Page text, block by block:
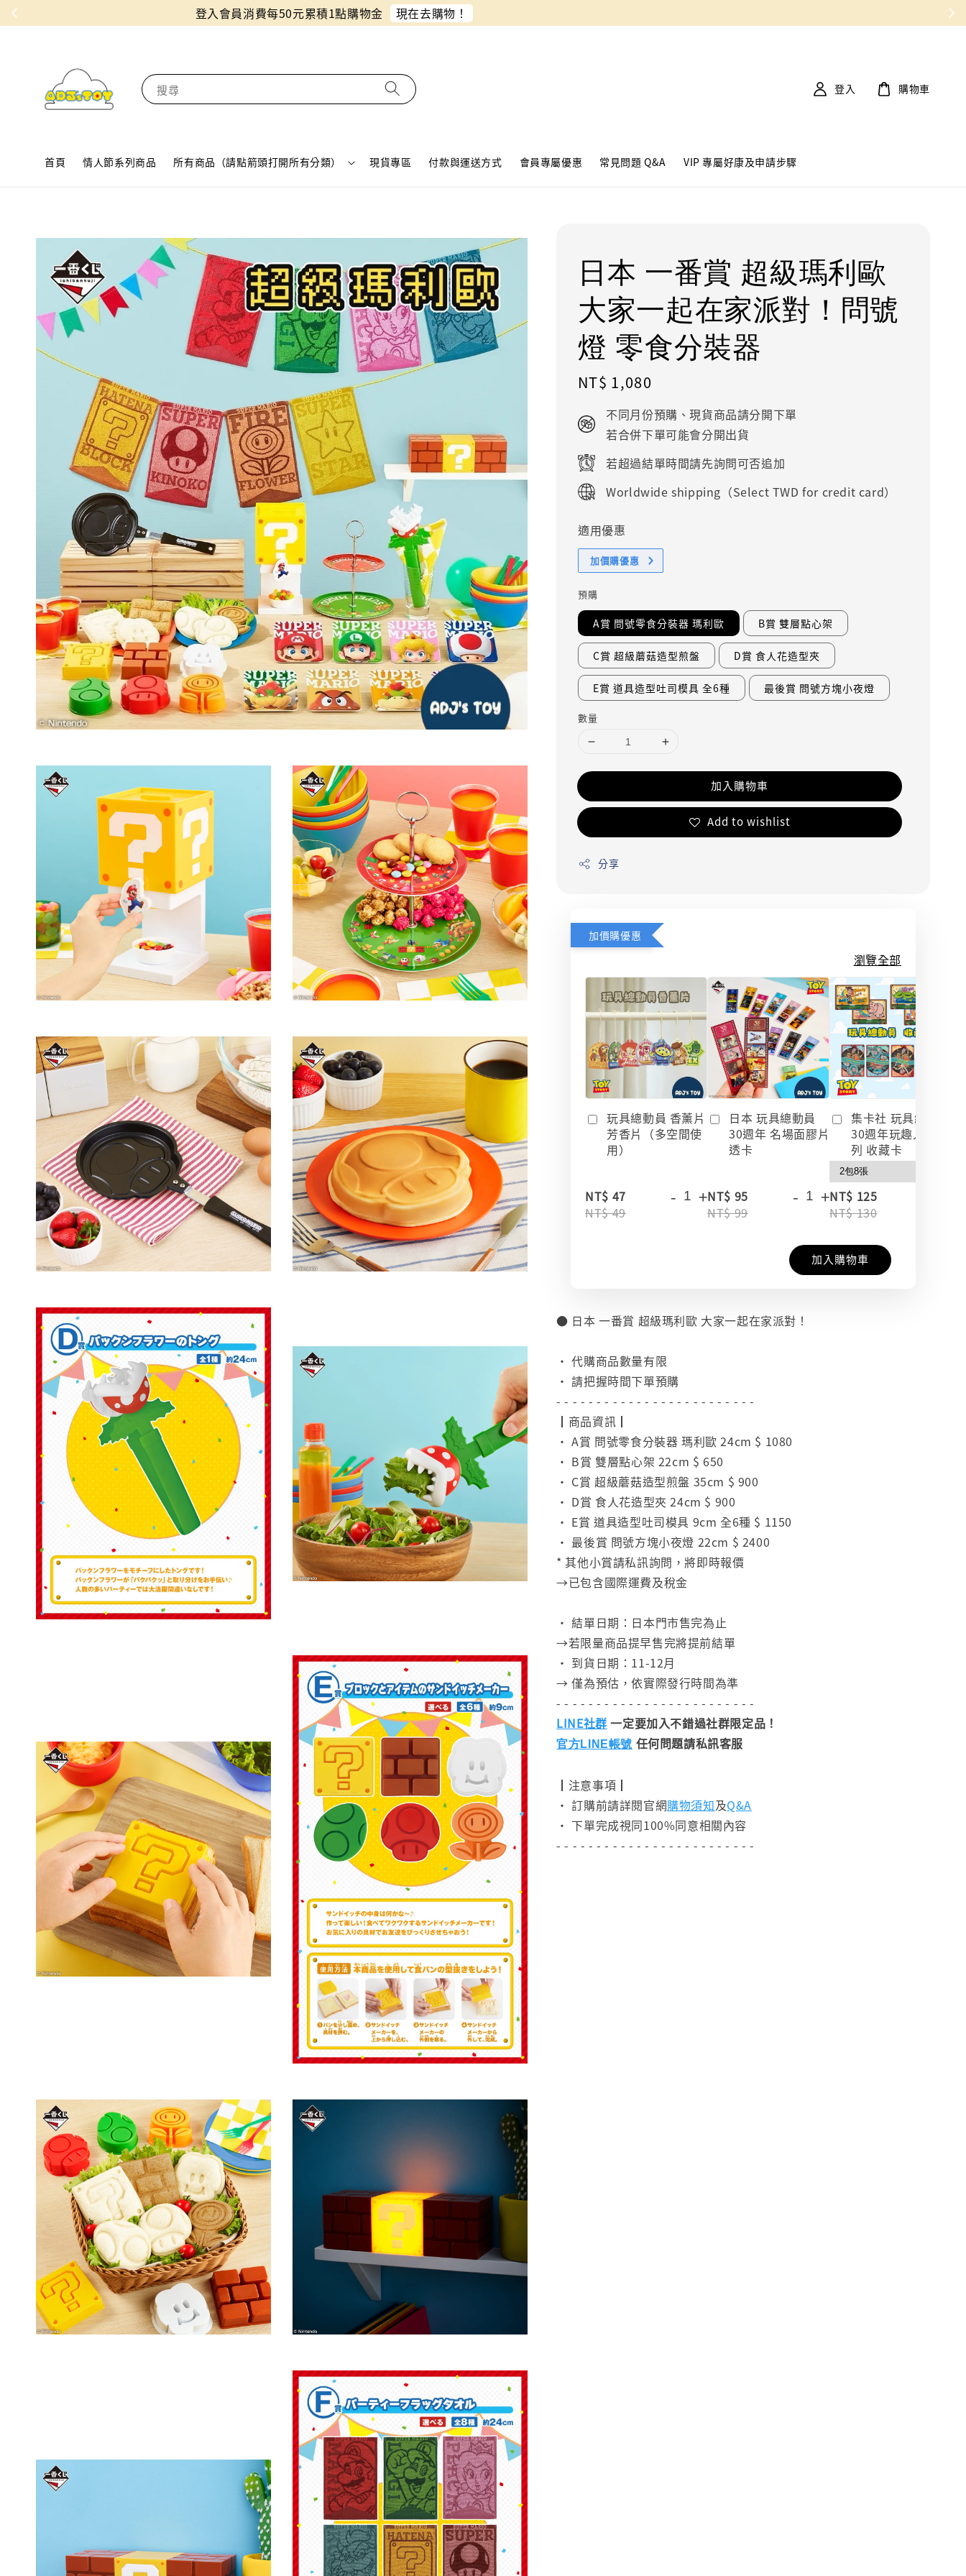
同月份預購單免費合併！只需付一筆運費
搜尋
首頁 情人節系列商品 所有商品（請點箭頭打開所有分類） 現貨專區 付款與運送方式 會員專屬優惠 常見問題 Q&A VIP 專屬好康及申請步驟
登入 購物車
日本 一番賞 超級瑪利歐
大家一起在家派對！問號
燈 零食分裝器
Regular
NT$ 1,080
不同月份預購、現貨商品請分開下單
若合併下單可能會分開出貨
若超過結單時間請先詢問可否追加
Worldwide shipping（Select TWD for credit card）
適用優惠
加價購優惠
預購
A賞 問號零食分裝器 瑪利歐 B賞 雙層點心架
C賞 超級蘑菇造型煎盤 D賞 食人花造型夾
E賞 道具造型吐司模具 全6種 最後賞 問號方塊小夜燈
數量
加入購物車
Add to wishlist
分享
加價購優惠
瀏覽全部
玩具總動員 香薰片
芳香片（多空間使
用）
NT$ 47
NT$ 49
- +
日本 玩具總動員
30週年 名場面膠片
透卡
NT$ 95
NT$ 99
- +
集卡社 玩具總動員
30週年玩趣人生系
列 收藏卡
NT$ 125
NT$ 130
加入購物車
● 日本 一番賞 超級瑪利歐 大家一起在家派對！
• 代購商品數量有限
• 請把握時間下單預購
- - - - - - - - - - - - - - - - - - - - - - - - -
┃商品資訊┃
• A賞 問號零食分裝器 瑪利歐 24cm $ 1080
• B賞 雙層點心架 22cm $ 650
• C賞 超級蘑菇造型煎盤 35cm $ 900
• D賞 食人花造型夾 24cm $ 900
• E賞 道具造型吐司模具 9cm 全6種 $ 1150
• 最後賞 問號方塊小夜燈 22cm $ 2400
* 其他小賞請私訊詢問，將即時報價
→已包含國際運費及稅金
• 結單日期：日本門市售完為止
→若限量商品提早售完將提前結單
• 到貨日期：11-12月
→ 僅為預估，依實際發行時間為準
- - - - - - - - - - - - - - - - - - - - - - - - -
LINE社群 一定要加入不錯過社群限定品！
官方LINE帳號 任何問題請私訊客服
┃注意事項┃
• 訂購前請詳閱官網購物須知及Q&A
• 下單完成視同100%同意相關內容
- - - - - - - - - - - - - - - - - - - - - - - - -